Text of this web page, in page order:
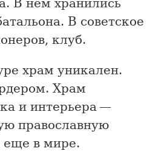
В советское
клуб.
храм уникален.
Храм
и интерьера —
православную
еще в мире.